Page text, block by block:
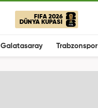
FIFA 2026
DÜNYA KUPASI
Galatasaray Trabzonspor